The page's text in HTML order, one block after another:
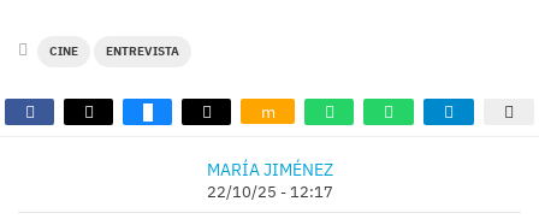
CINE ENTREVISTA
m
MARÍA JIMÉNEZ
22/10/25 - 12:17